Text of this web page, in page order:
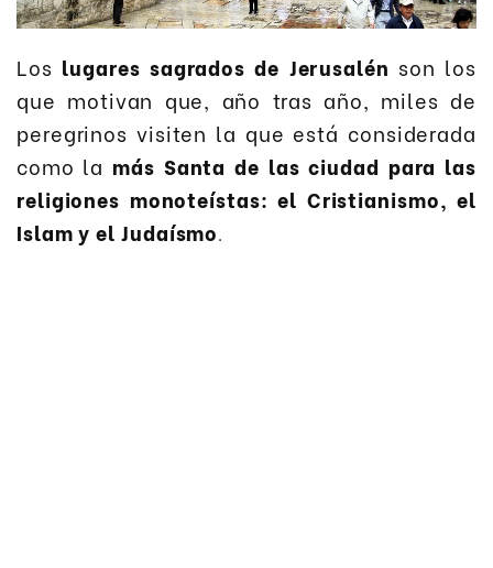
Los lugares sagrados de Jerusalén son los
que motivan que, año tras año, miles de
peregrinos visiten la que está considerada
como la más Santa de lasciudad para las
religiones monoteístas: el Cristianismo, el
Islam y el Judaísmo.